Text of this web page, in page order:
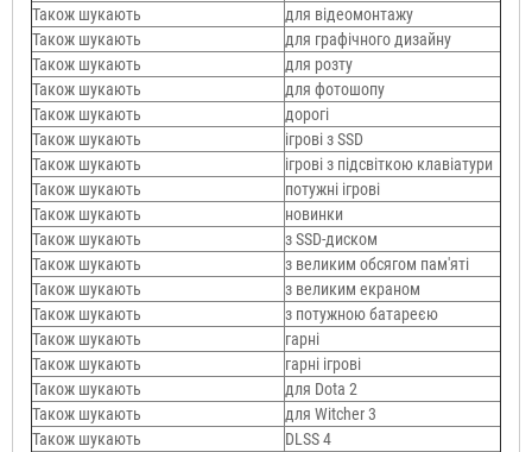
Також шукають
для відеомонтажу
Також шукають
для графічного дизайну
Також шукають
для розту
Також шукають
для фотошопу
Також шукають
дорогі
Також шукають
ігрові з SSD
Також шукають
ігрові з підсвіткою клавіатури
Також шукають
потужні ігрові
Також шукають
новинки
Також шукають
з SSD-диском
Також шукають
з великим обсягом пам'яті
Також шукають
з великим екраном
Також шукають
з потужною батареєю
Також шукають
гарні
Також шукають
гарні ігрові
Також шукають
для Dota 2
Також шукають
для Witcher 3
Також шукають
DLSS 4